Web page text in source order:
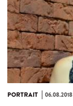
PORTRAIT 06.08.2018